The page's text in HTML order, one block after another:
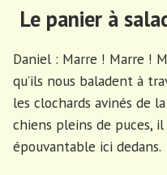
Le panier à
Daniel : Marre ! Marre !
qu’ils nous baladent à
les clochards avinés de
chiens pleins de puces,
épouvantable ici dedans.